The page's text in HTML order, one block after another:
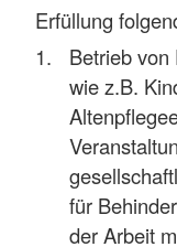
Erfüllung
Betrieb von
wie z.B.
für
der Arbeit